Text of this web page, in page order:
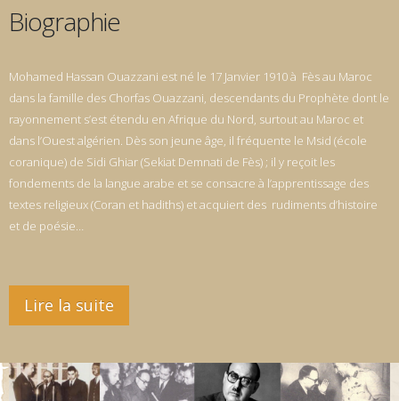
Biographie
dans la famille des Chorfas Ouazzani, descendants du Prophète dont le
rayonnement s’est étendu en Afrique du Nord, surtout au Maroc et
dans l’Ouest algérien. Dès son jeune âge, il fréquente le Msid (école
coranique) de Sidi Ghiar (Sekiat Demnati de Fès) ; il y reçoit les
fondements de la langue arabe et se consacre à l’apprentissage des
textes religieux (Coran et hadiths) et acquiert des rudiments d’histoire
et de poésie…
Lire la suite